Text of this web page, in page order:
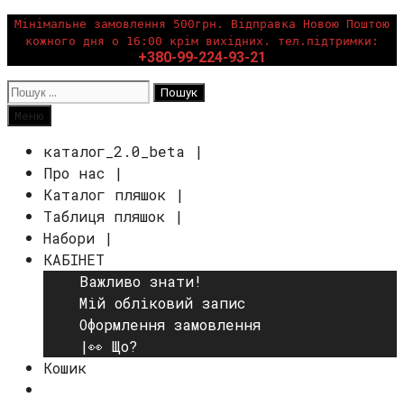
Перейти
вмісту
Мінімальне замовлення 500грн. Відправка Новою Поштою
кожного дня о 16:00 крім вихідних. тел.підтримки:
+380-99-224-93-21
Пошук:
Пошук
Меню
каталог_2.0_beta |
Про нас |
Каталог пляшок |
Таблиця пляшок |
Набори |
КАБІНЕТ
Важливо знати!
Мій обліковий запис
Оформлення замовлення
|👀 Що?
Кошик